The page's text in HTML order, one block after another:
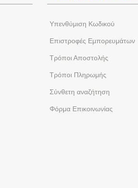
Yπενθύμιση Κωδικού
Επιστροφές Εμπορευμάτων
Τρόποι Αποστολής
Τρόποι Πληρωμής
Σύνθετη αναζήτηση
Φόρμα Eπικοινωνίας